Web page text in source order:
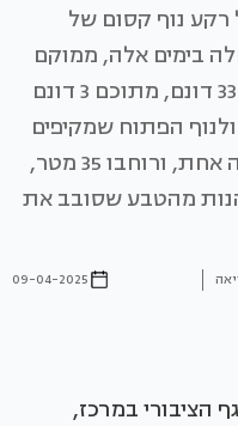
רקע נוף קסום של
בימים אלה, ממוקם
במשמרת, מתפרס על שטח של 33 דונם, מתוכם 3 דונם
הפתוח שמקיפים
אותו. הבית מתפרס על פני קומה אחת, ורוחבו 35 מטר,
מהטבע שסובב את
09-04-2025
האגף הציבורי במרכז,